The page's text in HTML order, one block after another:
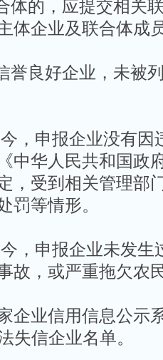
体的，应提交相关
体企业及联合体成
誉良好企业，未被
，申报企业没有因
中华人民共和国政
，受到相关管理部
罚等情形。
，申报企业未发生
故，或严重拖欠农
企业信用信息公示
失信企业名单。